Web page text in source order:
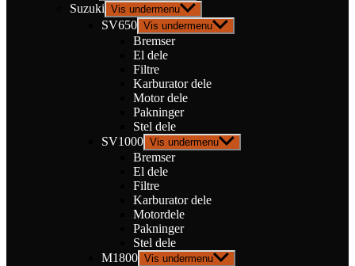
Suzuki Vis undermenu
SV650 Vis undermenu
Bremser
El dele
Filtre
Karburator dele
Motor dele
Pakninger
Stel dele
SV1000 Vis undermenu
Bremser
El dele
Filtre
Karburator dele
Motordele
Pakninger
Stel dele
M1800 Vis undermenu